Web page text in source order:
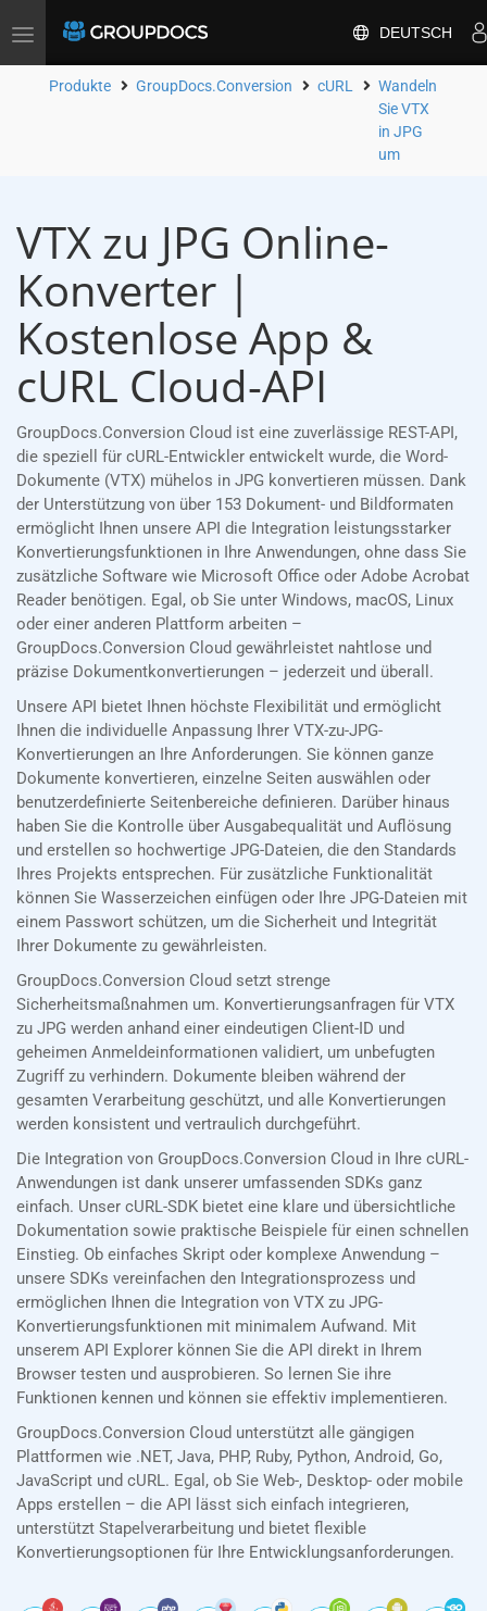
Toggle
DEUTSCH
Produkte GroupDocs.Conversion cURL
Wandeln
Sie VTX
in JPG
um
VTX zu JPG Online-
Konverter |
Kostenlose App &
cURL Cloud-API
GroupDocs.Conversion Cloud ist eine zuverlässige REST-API,
die speziell für cURL-Entwickler entwickelt wurde, die Word-
Dokumente (VTX) mühelos in JPG konvertieren müssen. Dank
der Unterstützung von über 153 Dokument- und Bildformaten
ermöglicht Ihnen unsere API die Integration leistungsstarker
Konvertierungsfunktionen in Ihre Anwendungen, ohne dass Sie
zusätzliche Software wie Microsoft Office oder Adobe Acrobat
Reader benötigen. Egal, ob Sie unter Windows, macOS, Linux
oder einer anderen Plattform arbeiten –
GroupDocs.Conversion Cloud gewährleistet nahtlose und
präzise Dokumentkonvertierungen – jederzeit und überall.
Unsere API bietet Ihnen höchste Flexibilität und ermöglicht
Ihnen die individuelle Anpassung Ihrer VTX-zu-JPG-
Konvertierungen an Ihre Anforderungen. Sie können ganze
Dokumente konvertieren, einzelne Seiten auswählen oder
benutzerdefinierte Seitenbereiche definieren. Darüber hinaus
haben Sie die Kontrolle über Ausgabequalität und Auflösung
und erstellen so hochwertige JPG-Dateien, die den Standards
Ihres Projekts entsprechen. Für zusätzliche Funktionalität
können Sie Wasserzeichen einfügen oder Ihre JPG-Dateien mit
einem Passwort schützen, um die Sicherheit und Integrität
Ihrer Dokumente zu gewährleisten.
GroupDocs.Conversion Cloud setzt strenge
Sicherheitsmaßnahmen um. Konvertierungsanfragen für VTX
zu JPG werden anhand einer eindeutigen Client-ID und
geheimen Anmeldeinformationen validiert, um unbefugten
Zugriff zu verhindern. Dokumente bleiben während der
gesamten Verarbeitung geschützt, und alle Konvertierungen
werden konsistent und vertraulich durchgeführt.
Die Integration von GroupDocs.Conversion Cloud in Ihre cURL-
Anwendungen ist dank unserer umfassenden SDKs ganz
einfach. Unser cURL-SDK bietet eine klare und übersichtliche
Dokumentation sowie praktische Beispiele für einen schnellen
Einstieg. Ob einfaches Skript oder komplexe Anwendung –
unsere SDKs vereinfachen den Integrationsprozess und
ermöglichen Ihnen die Integration von VTX zu JPG-
Konvertierungsfunktionen mit minimalem Aufwand. Mit
unserem API Explorer können Sie die API direkt in Ihrem
Browser testen und ausprobieren. So lernen Sie ihre
Funktionen kennen und können sie effektiv implementieren.
GroupDocs.Conversion Cloud unterstützt alle gängigen
Plattformen wie .NET, Java, PHP, Ruby, Python, Android, Go,
JavaScript und cURL. Egal, ob Sie Web-, Desktop- oder mobile
Apps erstellen – die API lässt sich einfach integrieren,
unterstützt Stapelverarbeitung und bietet flexible
Konvertierungsoptionen für Ihre Entwicklungsanforderungen.